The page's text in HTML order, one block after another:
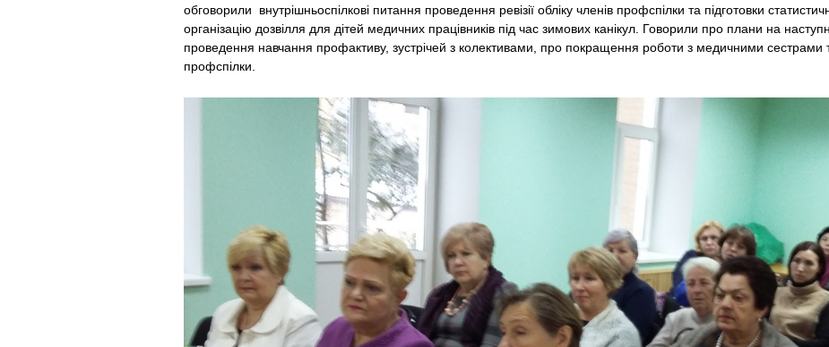
обговорили внутрішньоспілкові питання проведення ревізії обліку членів профспілки та підготовки
організацію дозвілля для дітей медичних працівників під час зимових канікул. Говорили про плани на
проведення навчання профактиву, зустрічей з колективами, про покращення роботи з медичними
профспілки.